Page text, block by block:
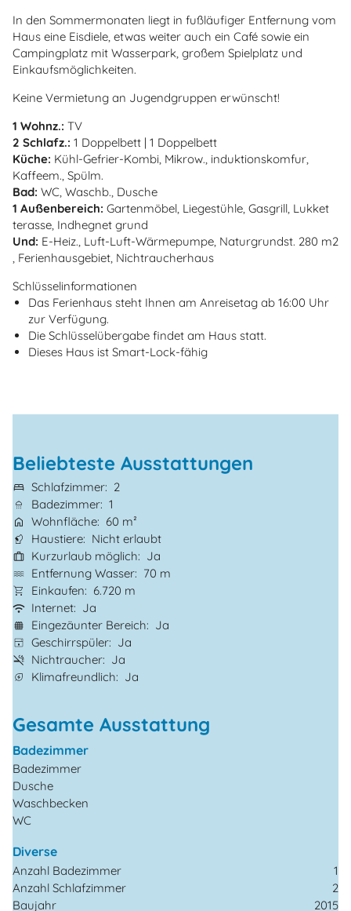
In den Sommermonaten liegt in fußläufiger Entfernung vom
Haus eine Eisdiele, etwas weiter auch ein Café sowie ein
Campingplatz mit Wasserpark, großem Spielplatz und
Einkaufsmöglichkeiten.
Keine Vermietung an Jugendgruppen erwünscht!
1 Wohnz.: TV
2 Schlafz.: 1 Doppelbett | 1 Doppelbett
Küche: Kühl-Gefrier-Kombi, Mikrow., induktionskomfur,
Kaffeem., Spülm.
Bad: WC, Waschb., Dusche
1 Außenbereich: Gartenmöbel, Liegestühle, Gasgrill, Lukket
terasse, Indhegnet grund
Und: E-Heiz., Luft-Luft-Wärmepumpe, Naturgrundst. 280 m2
, Ferienhausgebiet, Nichtraucherhaus
Schlüsselinformationen
Das Ferienhaus steht Ihnen am Anreisetag ab 16:00 Uhr
zur Verfügung.
Die Schlüsselübergabe findet am Haus statt.
Dieses Haus ist Smart-Lock-fähig
Beliebteste Ausstattungen
Schlafzimmer
2
Badezimmer 1
Wohnfläche
60 m²
Haustiere
Nicht erlaubt
Kurzurlaub möglich
Ja
Entfernung Wasser
70 m
Einkaufen
6.720 m
Internet
Ja
Eingezäunter Bereich
Ja
Geschirrspüler
Ja
Nichtraucher
Ja
Klimafreundlich
Ja
Gesamte Ausstattung
Badezimmer
Badezimmer
Dusche
Waschbecken
WC
Diverse
Anzahl Badezimmer
1
Anzahl Schlafzimmer
2
Baujahr
2015